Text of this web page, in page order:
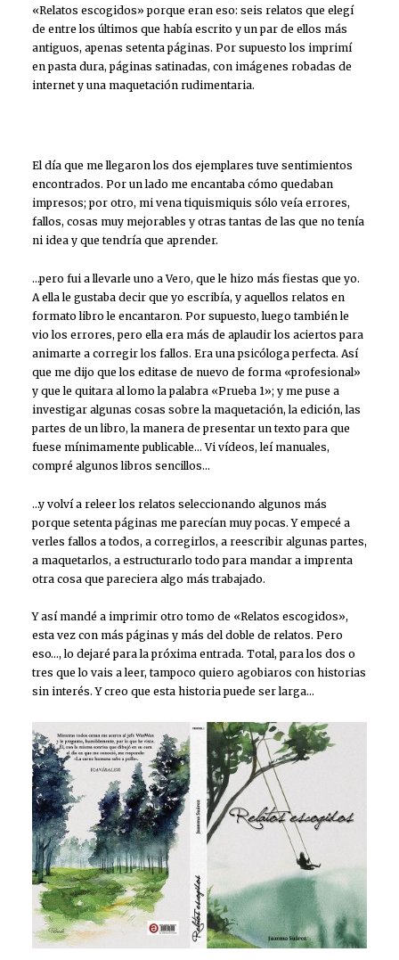
«Relatos escogidos» porque eran eso: seis relatos que elegí
de entre los últimos que había escrito y un par de ellos más
antiguos, apenas setenta páginas. Por supuesto los imprimí
en pasta dura, páginas satinadas, con imágenes robadas de
internet y una maquetación rudimentaria.
El día que me llegaron los dos ejemplares tuve sentimientos
encontrados. Por un lado me encantaba cómo quedaban
impresos; por otro, mi vena tiquismiquis sólo veía errores,
fallos, cosas muy mejorables y otras tantas de las que no tenía
ni idea y que tendría que aprender.
…pero fui a llevarle uno a Vero, que le hizo más fiestas que yo.
A ella le gustaba decir que yo escribía, y aquellos relatos en
formato libro le encantaron. Por supuesto, luego también le
vio los errores, pero ella era más de aplaudir los aciertos para
animarte a corregir los fallos. Era una psicóloga perfecta. Así
que me dijo que los editase de nuevo de forma «profesional»
y que le quitara al lomo la palabra «Prueba 1»; y me puse a
investigar algunas cosas sobre la maquetación, la edición, las
partes de un libro, la manera de presentar un texto para que
fuese mínimamente publicable… Vi vídeos, leí manuales,
compré algunos libros sencillos…
…y volví a releer los relatos seleccionando algunos más
porque setenta páginas me parecían muy pocas. Y empecé a
verles fallos a todos, a corregirlos, a reescribir algunas partes,
a maquetarlos, a estructurarlo todo para mandar a imprenta
otra cosa que pareciera algo más trabajado.
Y así mandé a imprimir otro tomo de «Relatos escogidos»,
esta vez con más páginas y más del doble de relatos. Pero
eso…, lo dejaré para la próxima entrada. Total, para los dos o
tres que lo vais a leer, tampoco quiero agobiaros con historias
sin interés. Y creo que esta historia puede ser larga…